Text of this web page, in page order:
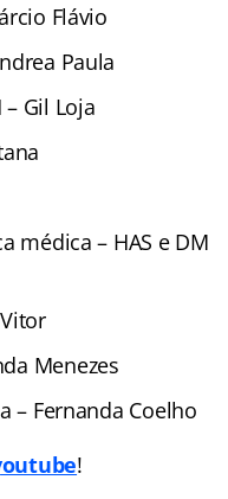
Flávio
Paula
– Gil Loja
médica – HAS e DM
Menezes
– Fernanda Coelho
!